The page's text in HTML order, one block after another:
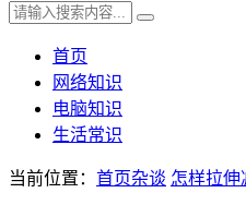
首页
网络知识
电脑知识
生活常识
当前位置： 首页杂谈 怎样拉伸